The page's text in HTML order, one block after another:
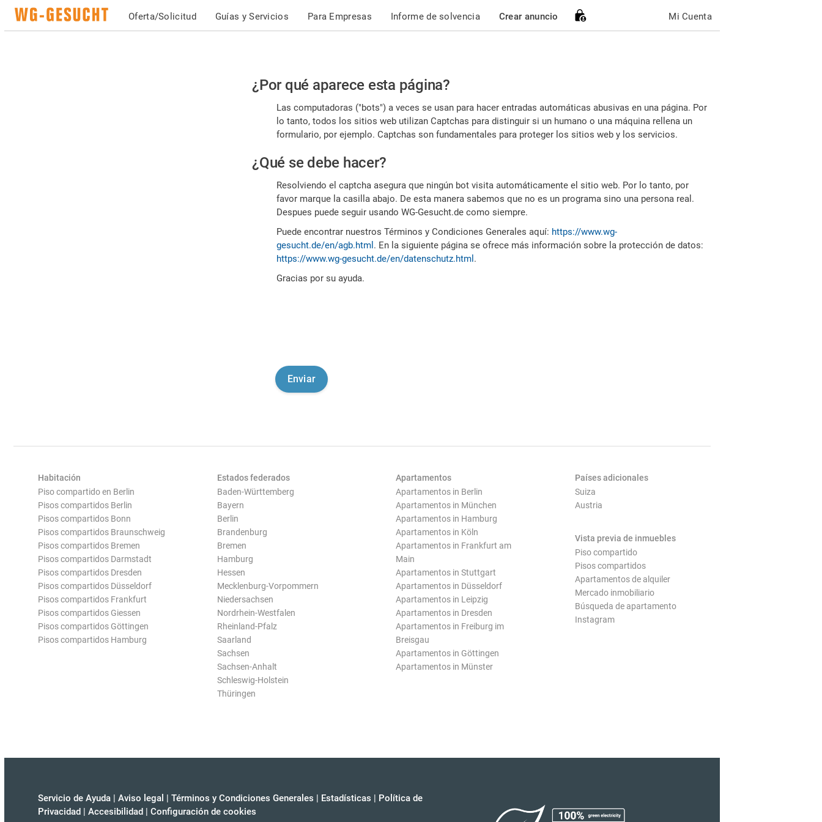
Oferta/Solicitud Guías y Servicios Para Empresas Informe de solvencia Crear anuncio Mi Cuenta
Por
favor,
confirme
es
humano
¿Por qué aparece esta página?
Las computadoras ("bots") a veces se usan para hacer entradas automáticas abusivas en una página. Por
lo tanto, todos los sitios web utilizan Captchas para distinguir si un humano o una máquina rellena un
formulario, por ejemplo. Captchas son fundamentales para proteger los sitios web y los servicios.
¿Qué se debe hacer?
Resolviendo el captcha asegura que ningún bot visita automáticamente el sitio web. Por lo tanto, por
favor marque la casilla abajo. De esta manera sabemos que no es un programa sino una persona real.
Despues puede seguir usando WG-Gesucht.de como siempre.
Puede encontrar nuestros Términos y Condiciones Generales aquí: https://www.wg-
gesucht.de/en/agb.html . En la siguiente página se ofrece más información sobre la protección de datos:
https://www.wg-gesucht.de/en/datenschutz.html .
Gracias por su ayuda.
Habitación
Piso compartido en Berlin
Pisos compartidos Berlin
Pisos compartidos Bonn
Pisos compartidos Braunschweig
Pisos compartidos Bremen
Pisos compartidos Darmstadt
Pisos compartidos Dresden
Pisos compartidos Düsseldorf
Pisos compartidos Frankfurt
Pisos compartidos Giessen
Pisos compartidos Göttingen
Pisos compartidos Hamburg
Estados federados
Baden-Württemberg
Bayern
Berlin
Brandenburg
Bremen
Hamburg
Hessen
Mecklenburg-Vorpommern
Niedersachsen
Nordrhein-Westfalen
Rheinland-Pfalz
Saarland
Sachsen
Sachsen-Anhalt
Schleswig-Holstein
Thüringen
Apartamentos
Apartamentos in Berlin
Apartamentos in München
Apartamentos in Hamburg
Apartamentos in Köln
Apartamentos in Frankfurt am
Main
Apartamentos in Stuttgart
Apartamentos in Düsseldorf
Apartamentos in Leipzig
Apartamentos in Dresden
Apartamentos in Freiburg im
Breisgau
Apartamentos in Göttingen
Apartamentos in Münster
Países adicionales
Suiza
Austria
Vista previa de inmuebles
Piso compartido
Pisos compartidos
Apartamentos de alquiler
Mercado inmobiliario
Búsqueda de apartamento
Instagram
Servicio de Ayuda | Aviso legal | Términos y Condiciones Generales | Estadísticas | Política de
Privacidad | Accesibilidad | Configuración de cookies